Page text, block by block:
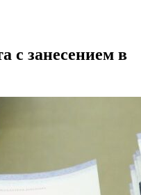
с занесением в